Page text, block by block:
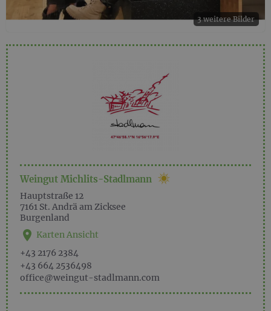
3 weitere Bilder
Weingut Michlits-Stadlmann
Hauptstraße 12
7161 St. Andrä am Zicksee
Burgenland
Karten Ansicht
+43 2176 2384
+43 664 2536498
office@weingut-stadlmann.com